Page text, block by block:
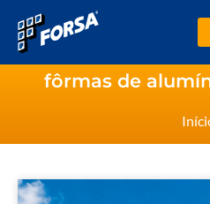
fôrmas de